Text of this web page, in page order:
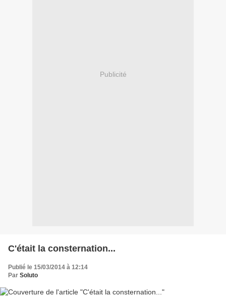
Publicité
C'était la consternation...
Publié le 15/03/2014 à 12:14
Par Soluto